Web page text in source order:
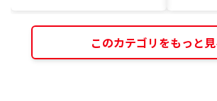
このカテゴリをもっと